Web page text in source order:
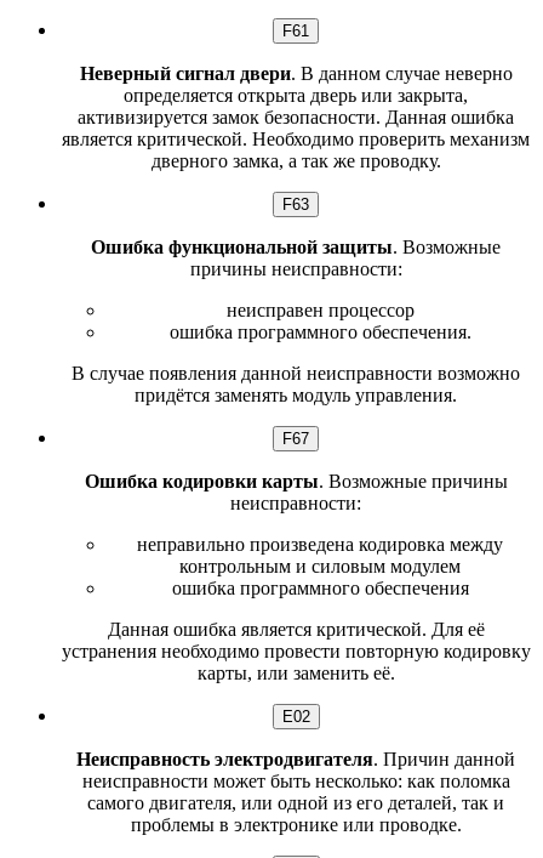
F61
Неверный сигнал двери. В данном случае неверно
определяется открыта дверь или закрыта,
активизируется замок безопасности. Данная ошибка
является критической. Необходимо проверить механизм
дверного замка, а так же проводку.
F63
Ошибка функциональной защиты. Возможные
причины неисправности:
неисправен процессор
ошибка программного обеспечения.
В случае появления данной неисправности возможно
придётся заменять модуль управления.
F67
Ошибка кодировки карты. Возможные причины
неисправности:
неправильно произведена кодировка между
контрольным и силовым модулем
ошибка программного обеспечения
Данная ошибка является критической. Для её
устранения необходимо провести повторную кодировку
карты, или заменить её.
E02
Неисправность электродвигателя. Причин данной
неисправности может быть несколько: как поломка
самого двигателя, или одной из его деталей, так и
проблемы в электронике или проводке.